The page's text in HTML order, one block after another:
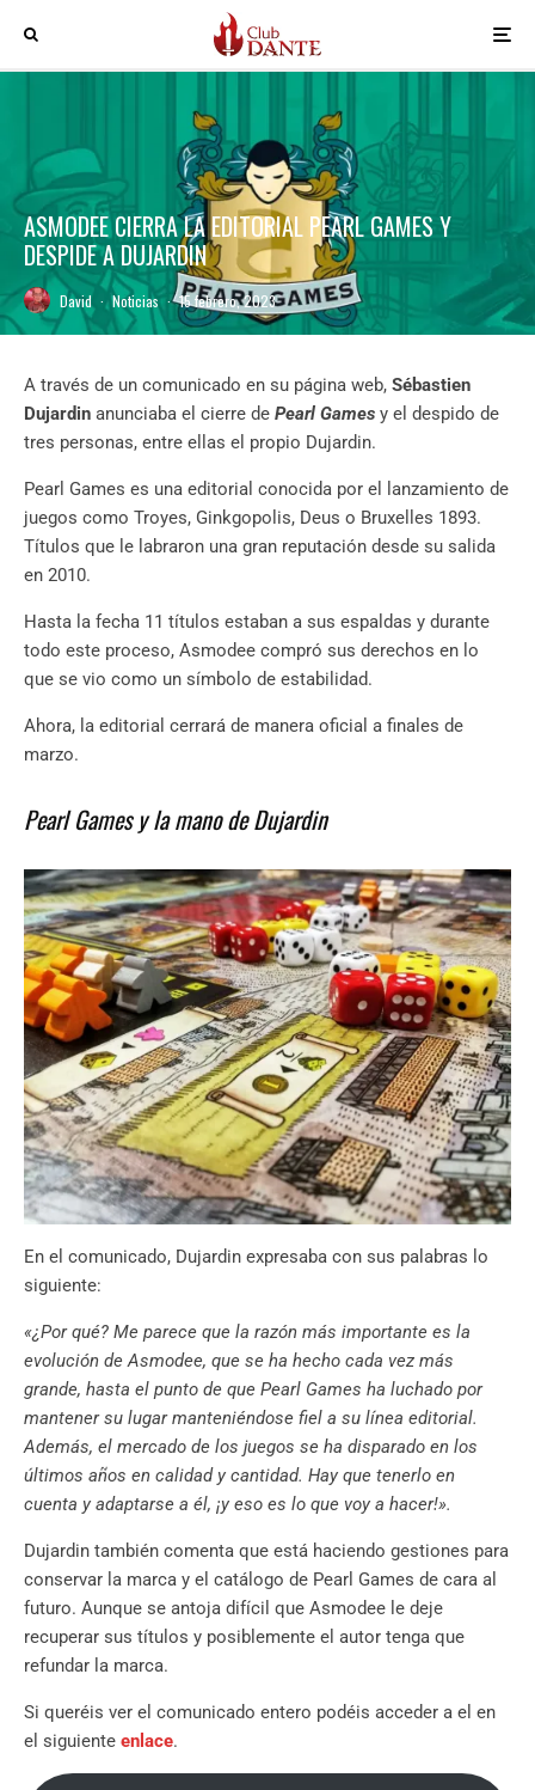
ASMODEE CIERRA LA EDITORIAL PEARL GAMES Y
DESPIDE A DUJARDIN
David · Noticias · 15 febrero, 2023
A través de un comunicado en su página web, Sébastien
Dujardin anunciaba el cierre de Pearl Games y el despido de
tres personas, entre ellas el propio Dujardin.
Pearl Games es una editorial conocida por el lanzamiento de
juegos como Troyes, Ginkgopolis, Deus o Bruxelles 1893.
Títulos que le labraron una gran reputación desde su salida
en 2010.
Hasta la fecha 11 títulos estaban a sus espaldas y durante
todo este proceso, Asmodee compró sus derechos en lo
que se vio como un símbolo de estabilidad.
Ahora, la editorial cerrará de manera oficial a finales de
marzo.
Pearl Games y la mano de Dujardin
En el comunicado, Dujardin expresaba con sus palabras lo
siguiente:
«¿Por qué? Me parece que la razón más importante es la
evolución de Asmodee, que se ha hecho cada vez más
grande, hasta el punto de que Pearl Games ha luchado por
mantener su lugar manteniéndose fiel a su línea editorial.
Además, el mercado de los juegos se ha disparado en los
últimos años en calidad y cantidad. Hay que tenerlo en
cuenta y adaptarse a él, ¡y eso es lo que voy a hacer!».
Dujardin también comenta que está haciendo gestiones para
conservar la marca y el catálogo de Pearl Games de cara al
futuro. Aunque se antoja difícil que Asmodee le deje
recuperar sus títulos y posiblemente el autor tenga que
refundar la marca.
Si queréis ver el comunicado entero podéis acceder a el en
el siguiente enlace.